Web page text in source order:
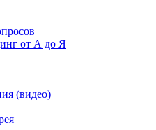
от А до Я
(видео)